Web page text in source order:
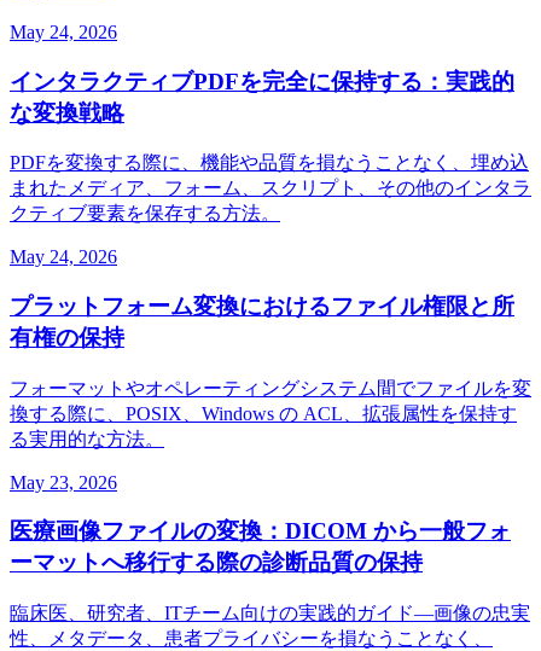
May 24, 2026
インタラクティブPDFを完全に保持する：実践的
な変換戦略
PDFを変換する際に、機能や品質を損なうことなく、埋め込
まれたメディア、フォーム、スクリプト、その他のインタラ
クティブ要素を保存する方法。
May 24, 2026
プラットフォーム変換におけるファイル権限と所
有権の保持
フォーマットやオペレーティングシステム間でファイルを変
換する際に、POSIX、Windows の ACL、拡張属性を保持す
る実用的な方法。
May 23, 2026
医療画像ファイルの変換：DICOM から一般フォ
ーマットへ移行する際の診断品質の保持
臨床医、研究者、ITチーム向けの実践的ガイド―画像の忠実
性、メタデータ、患者プライバシーを損なうことなく、